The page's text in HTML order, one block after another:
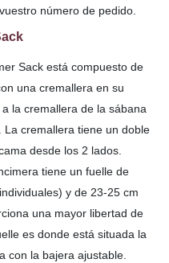
número de pedido.
Sack está compuesto de
una cremallera en su
la cremallera de la sábana
cremallera tiene un doble
desde los 2 lados.
tiene un fuelle de
y de 23-25 cm
una mayor libertad de
es donde está situada la
con la bajera ajustable.